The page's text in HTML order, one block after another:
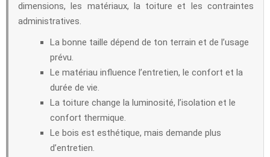
dimensions, les matériaux, la toiture et les contraintes
administratives.
La bonne taille dépend de ton terrain et de l’usage
prévu.
Le matériau influence l’entretien, le confort et la
durée de vie.
La toiture change la luminosité, l’isolation et le
confort thermique.
Le bois est esthétique, mais demande plus
d’entretien.